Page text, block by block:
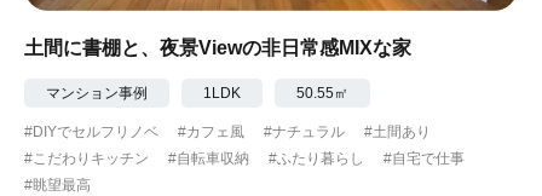
土間に書棚と、夜景Viewの非日常感MIXな家
マンション事例 1LDK 50.55㎡
#DIYでセルフリノベ #カフェ風 #ナチュラル
#土間あり
#こだわりキッチン
#自転車収納 #ふたり暮らし
#自宅で仕事
#眺望最高